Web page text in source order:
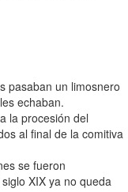
pasaban un limosnero
echaban.
la procesión del
al final de la comitiva
se fueron
XIX ya no queda